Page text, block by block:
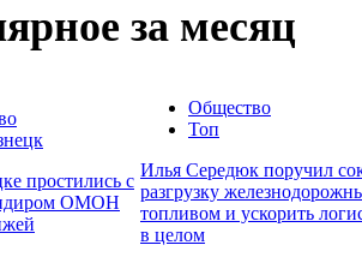
за месяц
простились с
ОМОН
Общество
Топ
Илья Середюк поручил
разгрузку
топливом и ускорить
в целом